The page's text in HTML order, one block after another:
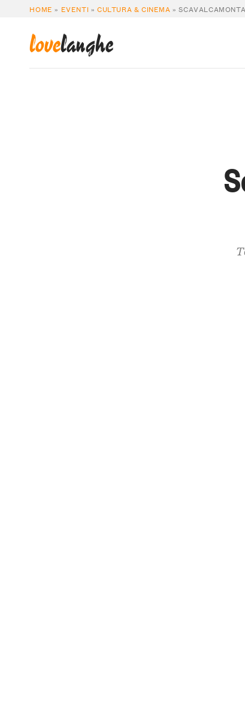
HOME » EVENTI »CULTURA & CINEMA »
lovelanghe